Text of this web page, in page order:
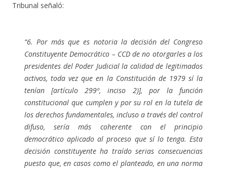
Tribunal señaló:
“6. Por más que es notoria la decisión del Congreso
Constituyente Democrático – CCD de no otorgarles a los
presidentes del Poder Judicial la calidad de legitimados
activos, toda vez que en la Constitución de 1979 sí la
tenían [artículo 299º, inciso 2)], por la función
constitucional que cumplen y por su rol en la tutela de
los derechos fundamentales, incluso a través del control
difuso, sería más coherente con el principio
democrático aplicado al proceso que sí lo tenga. Esta
decisión constituyente ha traído serias consecuencias
puesto que, en casos como el planteado, en una norma